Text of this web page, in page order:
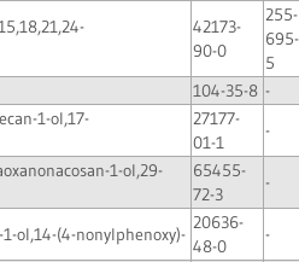
42173-
90-0
255-
695-
5
104-35-8 -
1-ol,17-
27177-
01-1
-
1-ol,29-
65455-
72-3
-
ol,14-(4-nonylphenoxy)-
20636-
48-0
-